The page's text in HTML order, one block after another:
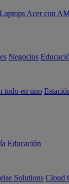
Laptops Acer con
Negocios
todo en uno
Educación
Solutions Cloud